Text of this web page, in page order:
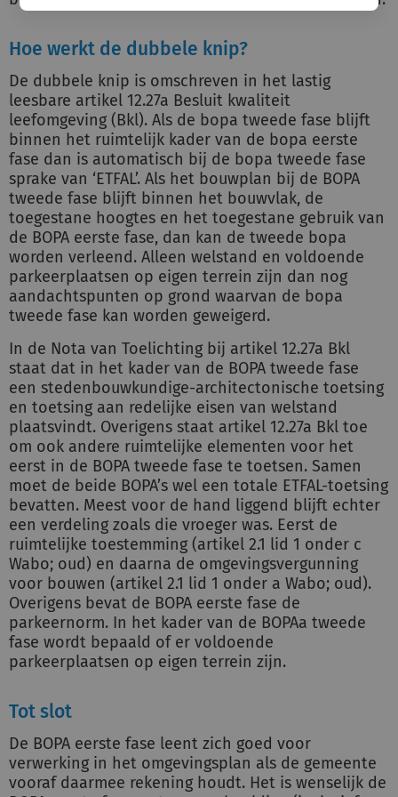
Hoe werkt de dubbele knip?
De dubbele knip is omschreven in het lastig
leesbare artikel 12.27a Besluit kwaliteit
leefomgeving (Bkl). Als de bopa tweede fase blijft
binnen het ruimtelijk kader van de bopa eerste
fase dan is automatisch bij de bopa tweede fase
sprake van ‘ETFAL’. Als het bouwplan bij de BOPA
tweede fase blijft binnen het bouwvlak, de
toegestane hoogtes en het toegestane gebruik van
de BOPA eerste fase, dan kan de tweede bopa
worden verleend. Alleen welstand en voldoende
parkeerplaatsen op eigen terrein zijn dan nog
aandachtspunten op grond waarvan de bopa
tweede fase kan worden geweigerd.
In de Nota van Toelichting bij artikel 12.27a Bkl
staat dat in het kader van de BOPA tweede fase
een stedenbouwkundige-architectonische toetsing
en toetsing aan redelijke eisen van welstand
plaatsvindt. Overigens staat artikel 12.27a Bkl toe
om ook andere ruimtelijke elementen voor het
eerst in de BOPA tweede fase te toetsen. Samen
moet de beide BOPA’s wel een totale ETFAL-toetsing
bevatten. Meest voor de hand liggend blijft echter
een verdeling zoals die vroeger was. Eerst de
ruimtelijke toestemming (artikel 2.1 lid 1 onder c
Wabo; oud) en daarna de omgevingsvergunning
voor bouwen (artikel 2.1 lid 1 onder a Wabo; oud).
Overigens bevat de BOPA eerste fase de
parkeernorm. In het kader van de BOPAa tweede
fase wordt bepaald of er voldoende
parkeerplaatsen op eigen terrein zijn.
Tot slot
De BOPA eerste fase leent zich goed voor
verwerking in het omgevingsplan als de gemeente
vooraf daarmee rekening houdt. Het is wenselijk de